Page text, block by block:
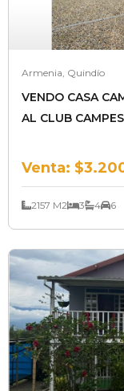
Armenia, Quindío
VENDO CASA
AL CLUB
Venta:
2157 M2 3 4 6